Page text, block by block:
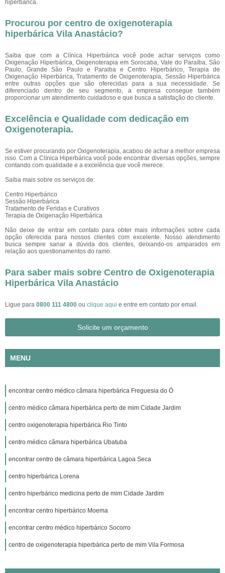
hiperbárica.
Procurou por centro de oxigenoterapia
hiperbárica Vila Anastácio?
Saiba que com a Clínica Hiperbárica você pode achar serviços como
Oxigenação Hiperbárica, Oxigenoterapia em Sorocaba, Vale do Paraíba, São
Paulo, Grande São Paulo e Paraiba e Centro Hiperbárico, Terapia de
Oxigenação Hiperbárica, Tratamento de Oxigenoterapia, Sessão Hiperbárica
entre outras opções que são oferecidas para a sua necessidade. Se
diferenciado dentro de seu segmento, a empresa consegue também
proporcionar um atendimento cuidadoso e que busca a satisfação do cliente.
Excelência e Qualidade com dedicação em
Oxigenoterapia.
Se estiver procurando por Oxigenoterapia, acabou de achar a melhor empresa
isso. Com a Clínica Hiperbárica você pode encontrar diversas opções, sempre
contando com qualidade e a excelência que você merece.
Saiba mais sobre os serviços de:
Centro Hiperbárico
Sessão Hiperbárica
Tratamento de Feridas e Curativos
Terapia de Oxigenação Hiperbárica
Não deixe de entrar em contato para obter mais informações sobre cada
opção oferecida para nossos clientes com excelente. Nosso atendimento
busca sempre sanar a dúvida dos clientes, deixando-os amparados em
relação aos questionamentos do ramo.
Para saber mais sobre Centro de Oxigenoterapia
Hiperbárica Vila Anastácio
Ligue para 0800 111 4800 ou clique aqui e entre em contato por email.
Solicite um orçamento
MENU
encontrar centro médico câmara hiperbárica Freguesia do Ó
centro médico câmara hiperbárica perto de mim Cidade Jardim
centro oxigenoterapia hiperbárica Rio Tinto
centro médico câmara hiperbárica Ubatuba
encontrar centro de câmara hiperbárica Lagoa Seca
centro hiperbárica Lorena
centro hiperbárico medicina perto de mim Cidade Jardim
encontrar centro hiperbárico Moema
encontrar centro médico hiperbárico Socorro
centro de oxigenoterapia hiperbárica perto de mim Vila Formosa